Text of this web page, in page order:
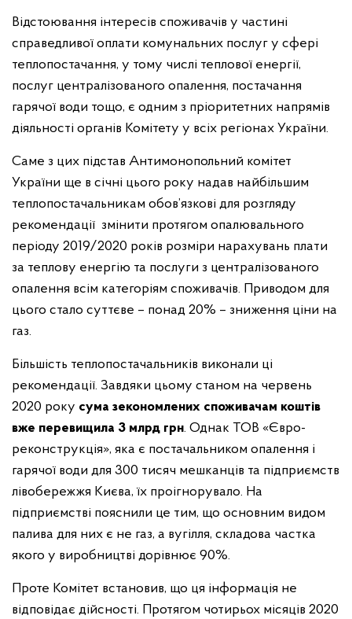
Відстоювання інтересів споживачів у частині
справедливої оплати комунальних послуг у сфері
теплопостачання, у тому числі теплової енергії,
послуг централізованого опалення, постачання
гарячої води тощо, є одним з пріоритетних напрямів
діяльності органів Комітету у всіх регіонах України.
Саме з цих підстав Антимонопольний комітет
України ще в січні цього року надав найбільшим
теплопостачальникам обов’язкові для розгляду
рекомендації змінити протягом опалювального
періоду 2019/2020 років розміри нарахувань плати
за теплову енергію та послуги з централізованого
опалення всім категоріям споживачів. Приводом для
цього стало суттєве – понад 20% – зниження ціни на
газ.
Більшість теплопостачальників виконали ці
рекомендації. Завдяки цьому станом на червень
2020 року сума зекономлених споживачам коштів
вже перевищила 3 млрд грн. Однак ТОВ «Євро-
реконструкція», яка є постачальником опалення і
гарячої води для 300 тисяч мешканців та підприємств
лівобережжя Києва, їх проігнорувало. На
підприємстві пояснили це тим, що основним видом
палива для них є не газ, а вугілля, складова частка
якого у виробництві дорівнює 90%.
Проте Комітет встановив, що ця інформація не
відповідає дійсності. Протягом чотирьох місяців 2020